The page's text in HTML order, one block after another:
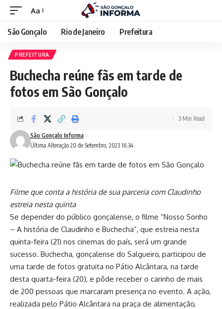
Aa
São Gonçalo Rio de Janeiro Prefeitura
PREFEITURA
Buchecha reúne fãs em tarde de
fotos em São Gonçalo
Última Alteração 20 de Setembro, 2023 16:34
São Gonçalo Informa
3 Min Read
Filme que conta a história de sua parceria com Claudinho
estreia nesta quinta
Se depender do público gonçalense, o filme “Nosso Sonho
– A história de Claudinho e Buchecha”, que estreia nesta
quinta-feira (21) nos cinemas do país, será um grande
sucesso. Buchecha, gonçalense do Salgueiro, participou de
uma tarde de fotos gratuita no Pátio Alcântara, na tarde
desta quarta-feira (20), e pôde receber o carinho de mais
de 200 pessoas que marcaram presença no evento. A ação,
realizada pelo Pátio Alcântara na praça de alimentação,